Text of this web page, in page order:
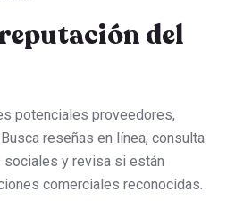
del
potenciales proveedores,
reseñas en línea, consulta
sociales y revisa si están
comerciales reconocidas.